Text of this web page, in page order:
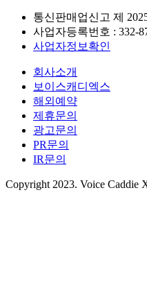
통신판매업신고 제
사업자등록번호 : 332-
사업자정보확인
회사소개
보이스캐디엑스
해외예약
제휴문의
광고문의
PR문의
IR문의
Copyright 2023. Voice Caddie